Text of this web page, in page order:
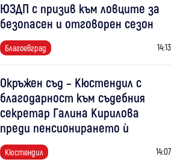
ЮЗДП с призив към ловците за
безопасен и отговорен сезон
Благоевград 14:13
Окръжен съд – Кюстендил с
благодарност към съдебния
секретар Галина Кирилова
преди пенсионирането ѝ
Кюстендил 14:07